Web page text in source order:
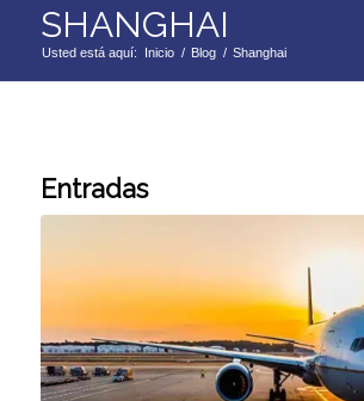
SHANGHAI
Usted está aquí: Inicio / Blog / Shanghai
Entradas